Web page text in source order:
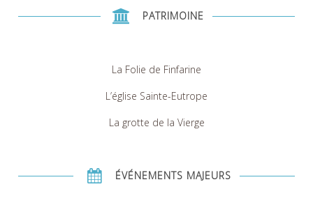
PATRIMOINE
La Folie de Finfarine
L’église Sainte-Eutrope
La grotte de la Vierge
ÉVÉNEMENTS MAJEURS